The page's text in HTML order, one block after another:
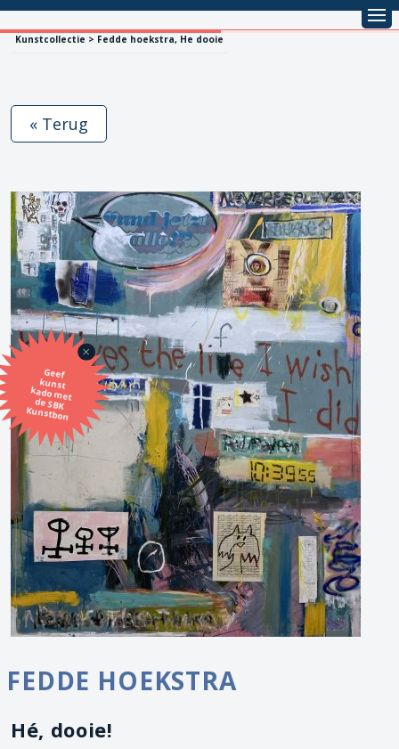
Kunstcollectie > Fedde hoekstra, He dooie
Geef
kunst
kado met
de SBK
Kunstbon
« Terug
FEDDE HOEKSTRA
Hé, dooie!